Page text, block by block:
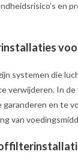
en
systemen die
verwijderen. In
garanderen en te
van